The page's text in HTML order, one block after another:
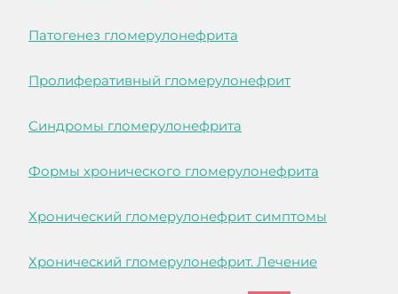
Патогенез гломерулонефрита
Пролиферативный гломерулонефрит
Синдромы гломерулонефрита
Формы хронического гломерулонефрита
Хронический гломерулонефрит симптомы
Хронический гломерулонефрит. Лечение